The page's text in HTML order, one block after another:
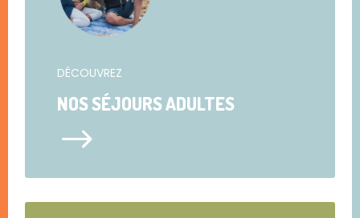
DÉCOUVREZ
NOS SÉJOURS ADULTES
$